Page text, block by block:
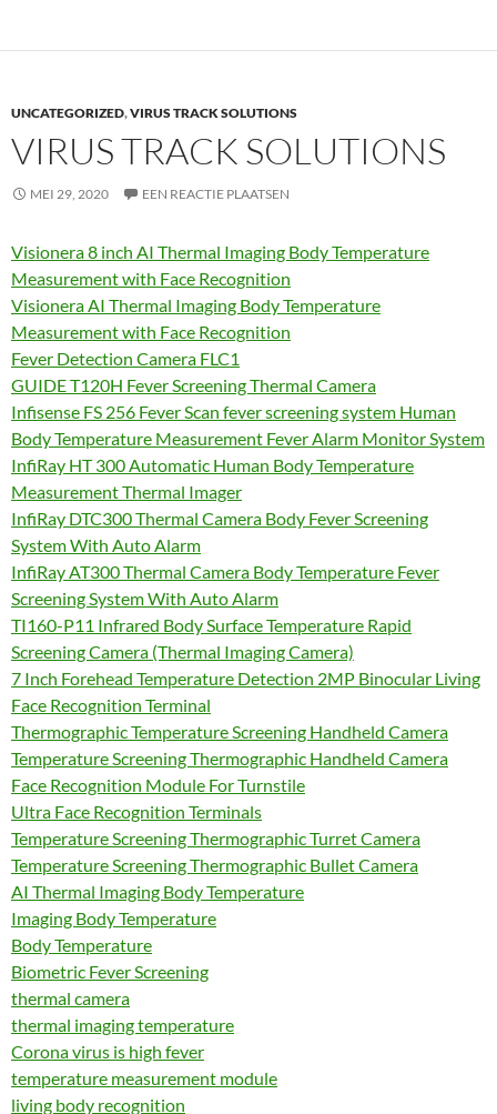
UNCATEGORIZED,VIRUS TRACK SOLUTIONS
VIRUS TRACK SOLUTIONS
MEI 29, 2020 EEN REACTIE PLAATSEN
Visionera 8 inch AI Thermal Imaging Body Temperature
Measurement with Face Recognition
Visionera AI Thermal Imaging Body Temperature
Measurement with Face Recognition
Fever Detection Camera FLC1
GUIDE T120H Fever Screening Thermal Camera
Infisense FS 256 Fever Scan fever screening system Human
Body Temperature Measurement Fever Alarm Monitor System
InfiRay HT 300 Automatic Human Body Temperature
Measurement Thermal Imager
InfiRay DTC300 Thermal Camera Body Fever Screening
System With Auto Alarm
InfiRay AT300 Thermal Camera Body Temperature Fever
Screening System With Auto Alarm
TI160-P11 Infrared Body Surface Temperature Rapid
Screening Camera (Thermal Imaging Camera)
7 Inch Forehead Temperature Detection 2MP Binocular Living
Face Recognition Terminal
Thermographic Temperature Screening Handheld Camera
Temperature Screening Thermographic Handheld Camera
Face Recognition Module For Turnstile
Ultra Face Recognition Terminals
Temperature Screening Thermographic Turret Camera
Temperature Screening Thermographic Bullet Camera
AI Thermal Imaging Body Temperature
Imaging Body Temperature
Body Temperature
Biometric Fever Screening
thermal camera
thermal imaging temperature
Corona virus is high fever
temperature measurement module
living body recognition